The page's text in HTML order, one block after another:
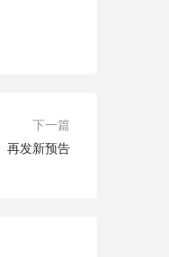
下一篇
再发新预告